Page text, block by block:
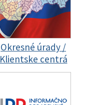
Okresné úrady /
Klientske centrá